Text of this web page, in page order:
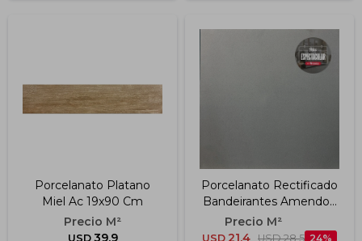
Porcelanato Platano
Miel Ac 19x90 Cm
USD 39,9
Porcelanato Rectificado
Bandeirantes Amendoa
Esm Para Exterior "a"
60x60 Cm
USD 21,4 USD 28,5 24